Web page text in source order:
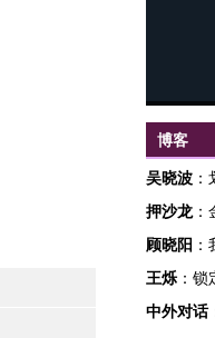
博客
吴晓波 ：
押沙龙 ：
顾晓阳 ：
王烁 ： 锁
中外对话